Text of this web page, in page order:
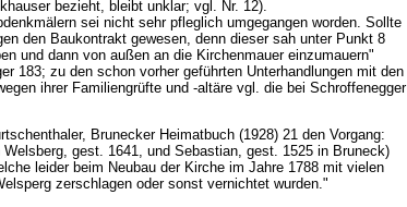
bezieht, bleibt unklar; vgl. Nr. 12).
sei nicht sehr pfleglich umgegangen worden. Sollte
den Baukontrakt gewesen, denn dieser sah unter Punkt 8
und dann von außen an die Kirchenmauer einzumauern"
183; zu den schon vorher geführten Unterhandlungen mit den
ihrer Familiengrüfte und -altäre vgl. die bei Schroffenegger
Brunecker Heimatbuch (1928) 21 den Vorgang:
gest. 1641, und Sebastian, gest. 1525 in Bruneck)
leider beim Neubau der Kirche im Jahre 1788 mit vielen
zerschlagen oder sonst vernichtet wurden."